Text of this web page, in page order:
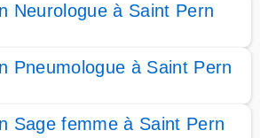
Neurologue à Saint Pern
Pneumologue à Saint Pern
Sage femme à Saint Pern